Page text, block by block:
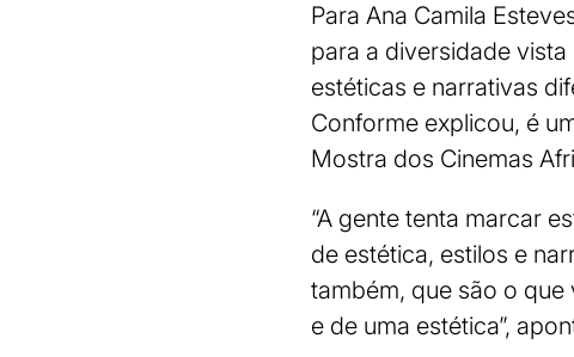
Para Ana Camila
para a diversidade
estéticas e narrativas
Conforme explicou, é
Mostra dos Cinemas
“A gente tenta marcar
de estética, estilos e
também, que são o
e de uma estética”,